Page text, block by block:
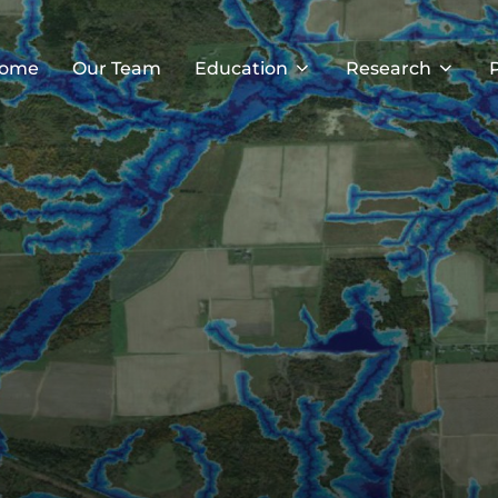
Our Team Education Research